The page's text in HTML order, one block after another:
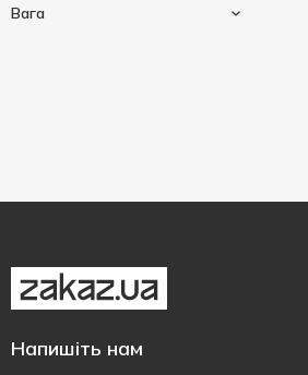
Вага
Напишіть нам